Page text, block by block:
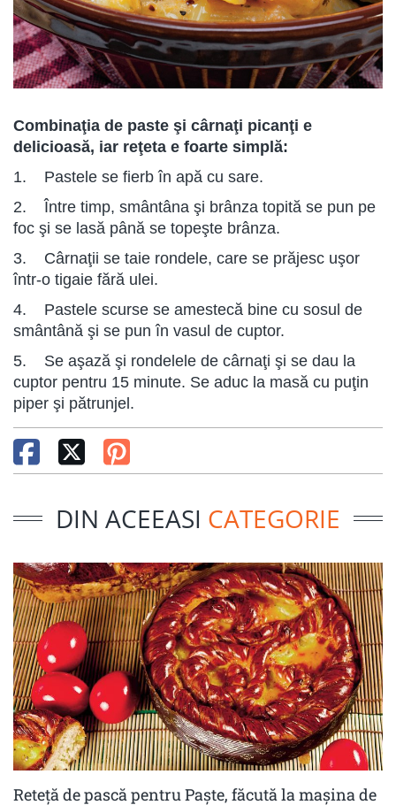
Combinaţia de paste şi cârnaţi picanţi e
delicioasă, iar reţeta e foarte simplă:
1. Pastele se fierb în apă cu sare.
2. Între timp, smântâna şi brânza topită se pun pe
foc şi se lasă până se topeşte brânza.
3. Cârnaţii se taie rondele, care se prăjesc uşor
într-o tigaie fără ulei.
4. Pastele scurse se amestecă bine cu sosul de
smântână şi se pun în vasul de cuptor.
5. Se aşază şi rondelele de cârnaţi şi se dau la
cuptor pentru 15 minute. Se aduc la masă cu puţin
piper şi pătrunjel.
DIN ACEEASI CATEGORIE
Reteță de pască pentru Paște, făcută la mașina de